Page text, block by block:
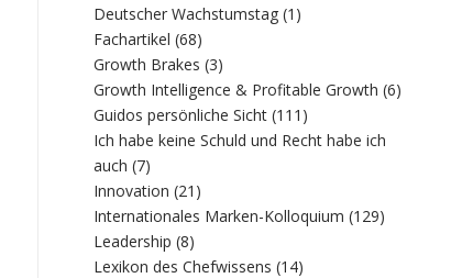
Deutscher Wachstumstag (1)
Fachartikel (68)
Growth Brakes (3)
Growth Intelligence & Profitable Growth (6)
Guidos persönliche Sicht (111)
Ich habe keine Schuld und Recht habe ich
auch (7)
Innovation (21)
Internationales Marken-Kolloquium (129)
Leadership (8)
Lexikon des Chefwissens (14)